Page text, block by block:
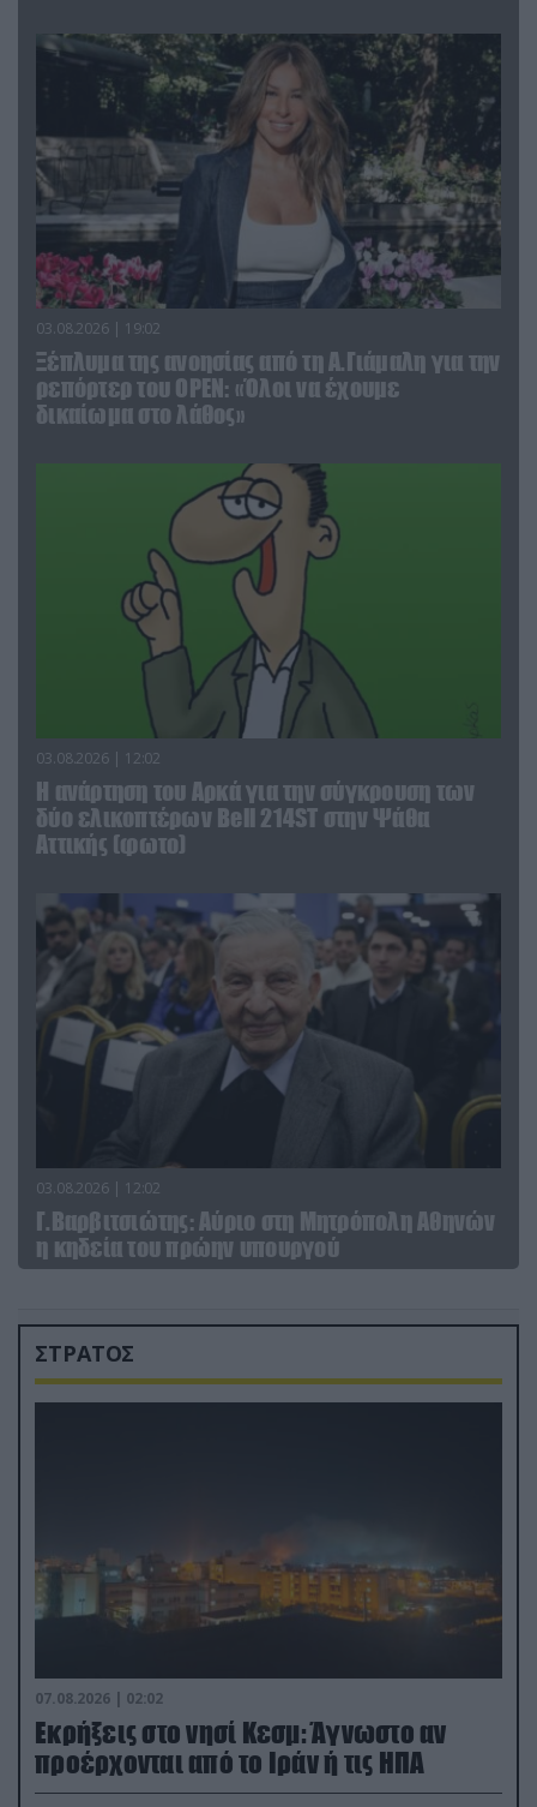
03.08.2026 | 19:02
Ξέπλυμα της ανοησίας από τη Α.Γιάμαλη για την
ρεπόρτερ του ΟΡΕΝ: «Όλοι να έχουμε
δικαίωμα στο λάθος»
03.08.2026 | 12:02
Η ανάρτηση του Αρκά για την σύγκρουση των
δύο ελικοπτέρων Bell 214ST στην Ψάθα
Αττικής (φωτο)
03.08.2026 | 12:02
Γ.Βαρβιτσιώτης: Aύριο στη Μητρόπολη Αθηνών
η κηδεία του πρώην υπουργού
ΣΤΡΑΤΟΣ
07.08.2026 | 02:02
Εκρήξεις στο νησί Κεσμ: Άγνωστο αν
προέρχονται από το Ιράν ή τις ΗΠΑ